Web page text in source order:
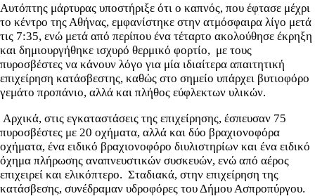
Αυτόπτης μάρτυρας υποστήριξε ότι ο καπνός, που έφτασε μέχρι
το κέντρο της Αθήνας, εμφανίστηκε στην ατμόσφαιρα λίγο μετά
τις 7:35, ενώ μετά από περίπου ένα τέταρτο ακολούθησε έκρηξη
και δημιουργήθηκε ισχυρό θερμικό φορτίο, με τους
πυροσβέστες να κάνουν λόγο για μία ιδιαίτερα απαιτητική
επιχείρηση κατάσβεστης, καθώς στο σημείο υπάρχει βυτιοφόρο
γεμάτο προπάνιο, αλλά και πλήθος εύφλεκτων υλικών.
Αρχικά, στις εγκαταστάσεις της επιχείρησης, έσπευσαν 75
πυροσβέστες με 20 οχήματα, αλλά και δύο βραχιονοφόρα
οχήματα, ένα ειδικό βραχιονοφόρο διυλιστηρίων και ένα ειδικό
όχημα πλήρωσης αναπνευστικών συσκευών, ενώ από αέρος
επιχειρεί και ελικόπτερο. Σταδιακά, στην επιχείρηση της
κατάσβεσης, συνέδραμαν υδροφόρες του Δήμου Ασπροπύργου.